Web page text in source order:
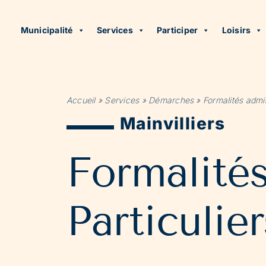
Municipalité Services Participer Loisirs
Accueil» Services» Démarches» Formalités
Mainvilliers